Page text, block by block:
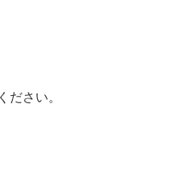
ださい。